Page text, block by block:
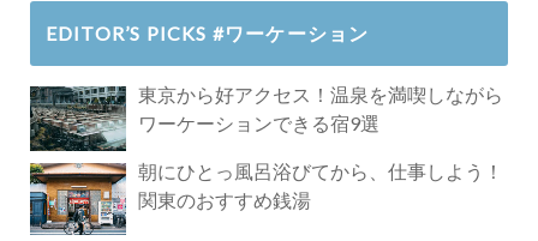
EDITOR’S PICKS #ワーケーション
東京から好アクセス！温泉を満喫しながら
ワーケーションできる宿9選
朝にひとっ風呂浴びてから、仕事しよう！
関東のおすすめ銭湯